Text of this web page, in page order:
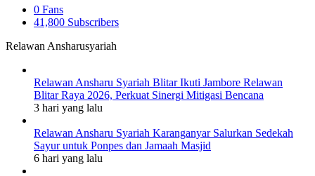
0 Fans
41,800 Subscribers
Relawan Ansharusyariah
Relawan Ansharu Syariah Blitar Ikuti Jambore Relawan
Blitar Raya 2026, Perkuat Sinergi Mitigasi Bencana
3 hari yang lalu
Relawan Ansharu Syariah Karanganyar Salurkan Sedekah
Sayur untuk Ponpes dan Jamaah Masjid
6 hari yang lalu